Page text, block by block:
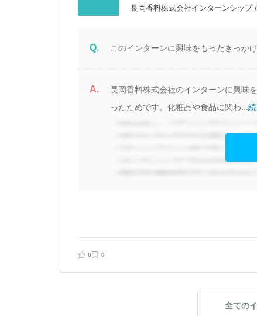
長岡香料株式会社インターンシップ
Q. このインターンに興味をもったきっか
A.
長岡香料株式会社のインターンに興味
ったためです。化粧品や食品に関わ...
0 0
全ての